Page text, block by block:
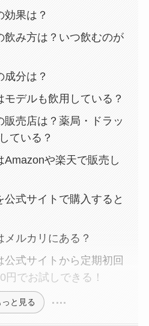
効果は？
飲み方は？いつ飲むのが
成分は？
モデルも飲用している？
販売店は？薬局・ドラッ
ている？
Amazonや楽天で販売し
公式サイトで購入すると
メルカリにある？
公式サイトから定期初回
でお試しできる！
っと見る